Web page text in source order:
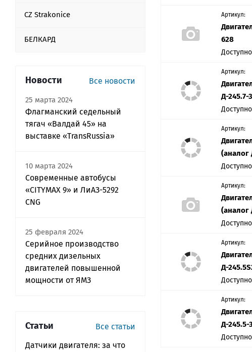
Артикул:
628
Артикул:
Д-245.7-
Артикул:
(аналог
Артикул:
(аналог
Артикул:
Д-
Артикул:
Д-245.5-
CZ Strakonice
БЕЛКАРД
Новости Все новости
25 марта 2024
Флагманский седельный
тягач «Валдай 45» на
выставке «TransRussia»
10 марта 2024
Современные автобусы
«CITYMAX 9» и ЛиАЗ-5292
CNG
25 февраля 2024
Серийное производство
средних дизельных
двигателей повышенной
мощности от ЯМЗ
Статьи
Все статьи
Датчики двигателя: за что